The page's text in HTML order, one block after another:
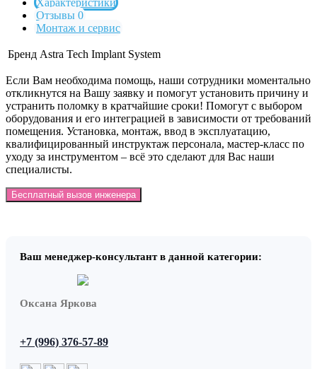
Отзывы 0
Монтаж и сервис
Бренд Astra Tech Implant System
Если Вам необходима помощь, наши сотрудники моментально
откликнутся на Вашу заявку и помогут установить причину и
устранить поломку в кратчайшие сроки! Помогут с выбором
оборудования и его интеграцией в зависимости от требований
помещения. Установка, монтаж, ввод в эксплуатацию,
квалифицированный инструктаж персонала, мастер-класс по
уходу за инструментом – всё это сделают для Вас наши
специалисты.
Бесплатный вызов инженера
Ваш менеджер-консультант в данной категории:
Оксана Яркова
+7 (996) 376-57-89